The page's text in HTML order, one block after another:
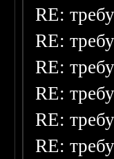
RE:
RE:
RE:
RE:
RE:
RE: